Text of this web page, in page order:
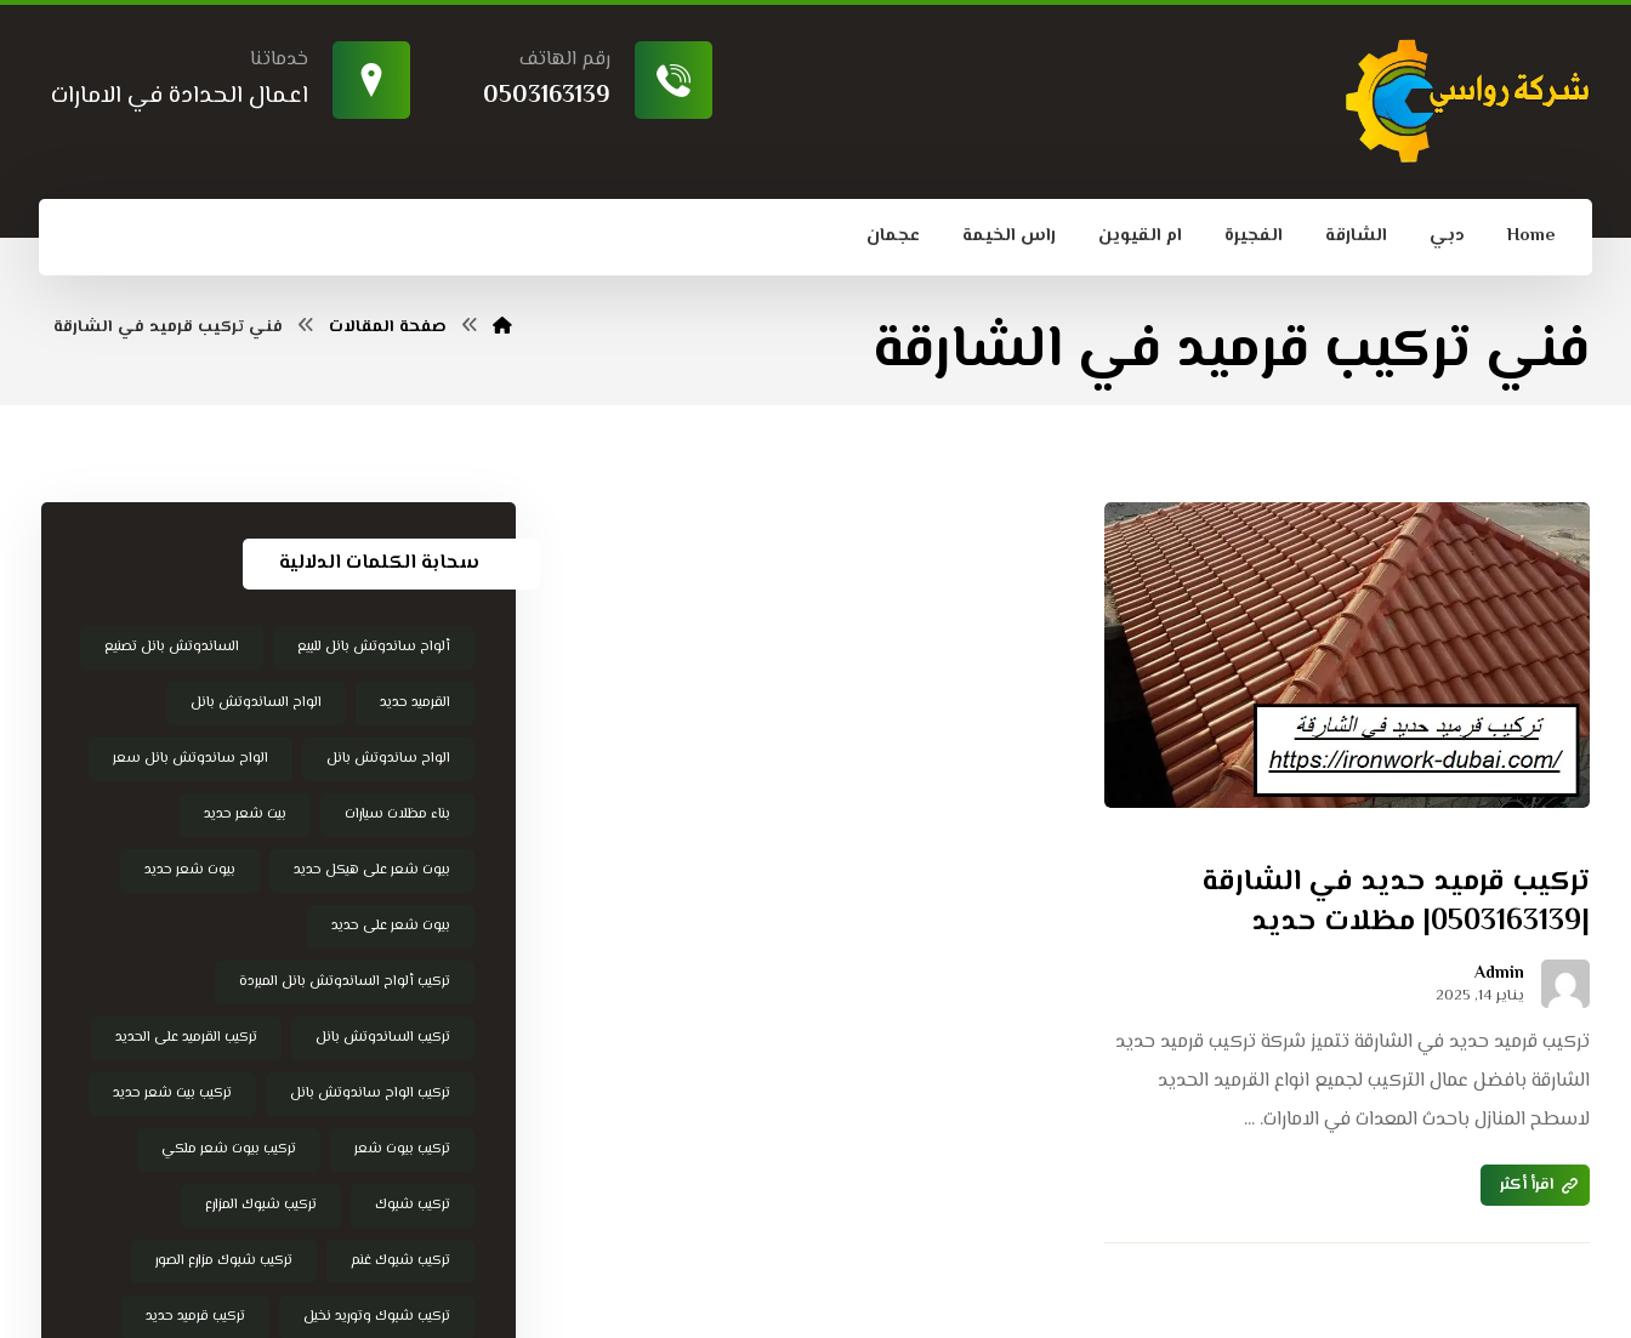
خدماتنا
اعمال الحدادة في الامارات
رقم الهاتف
0503163139
Home دبي الشارقة الفجيرة ام القيوين راس الخيمة عجمان
فني تركيب قرميد في الشارقة صفحة المقالات فني تركيب قرميد في الشارقة
تركيب قرميد حديد في الشارقة
|0503163139| مظلات حديد
Admin
يناير 14, 2025
تركيب قرميد حديد في الشارقة تتميز شركة تركيب قرميد حديد
الشارقة بافضل عمال التركيب لجميع انواع القرميد الحديد
لاسطح المنازل باحدث المعدات في الامارات. ...
اقرأ أكثر
سحابة الكلمات الدلالية
ألواح ساندوتش بانل للبيع الساندوتش بانل تصنيع
القرميد حديد الواح الساندوتش بانل
الواح ساندوتش بانل الواح ساندوتش بانل سعر
بناء مظلات سيارات بيت شعر حديد
بيوت شعر على هيكل حديد بيوت شعر حديد
بيوت شعر على حديد
تركيب ألواح الساندوتش بانل المبردة
تركيب الساندوتش بانل تركيب القرميد على الحديد
تركيب الواح ساندوتش بانل تركيب بيت شعر حديد
تركيب بيوت شعر تركيب بيوت شعر ملكي
تركيب شبوك تركيب شبوك المزارع
تركيب شبوك غنم تركيب شبوك مزارع الصور
تركيب شبوك وتوريد نخيل تركيب قرميد حديد